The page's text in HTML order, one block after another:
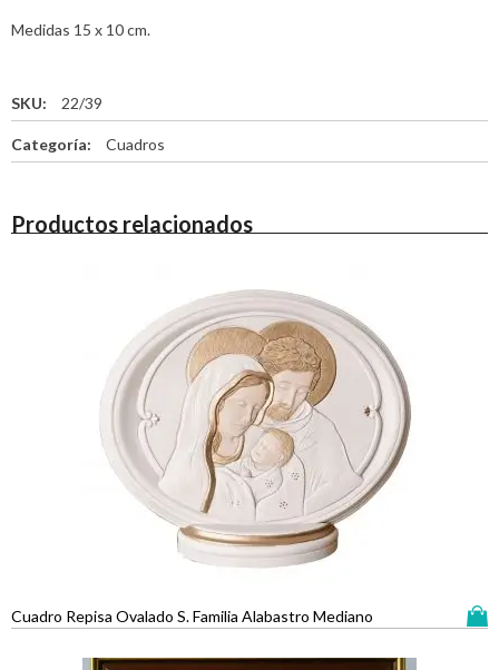
Medidas 15 x 10 cm.
SKU: 22/39
Categoría: Cuadros
Productos relacionados
Cuadro Repisa Ovalado S. Familia Alabastro Mediano